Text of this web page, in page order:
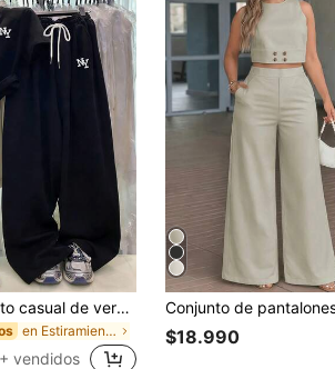
SHEIN Conjunto casual de verano de 2 piezas para mujer, adecuado para uso diario y deportivo, camiseta de manga corta con estampado de letras NY Nueva York en color negro, diseño elegante y cómodo, conjunto casual de 2 piezas para exteriores
en Estiramiento Alto Coords de mujer
vendidos
$18.990